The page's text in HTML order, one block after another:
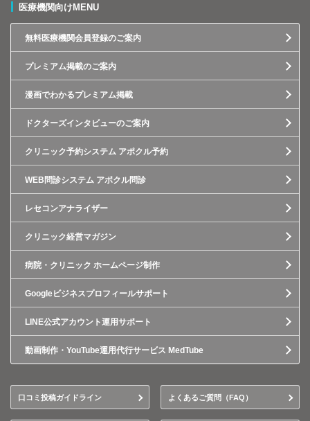
医療機関向けMENU
無料医療機関会員登録のご案内
プレミアム掲載のご案内
漫画でわかるプレミアム掲載
ドクターズインタビューのご案内
クリニック予約システム アポクル予約
WEB問診システム アポクル問診
レセコンアナライザー
クリニック経営マガジン
病院・クリニック ホームページ制作
Googleビジネスプロフィールサポート
LINE公式アカウント運用サポート
動画制作・YouTube運用代行サービス MedTube
口コミ投稿ガイドライン よくあるご質問（FAQ）